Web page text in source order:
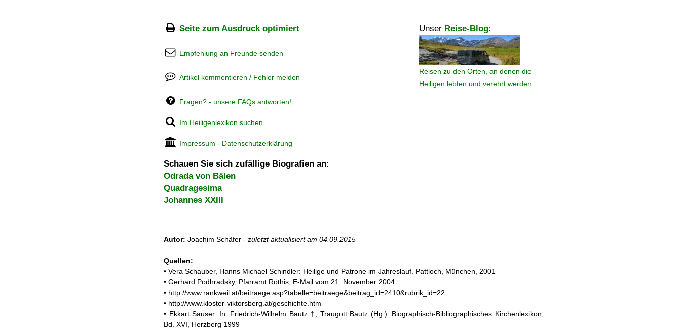
Seite zum Ausdruck optimiert Unser Reise-Blog:
Reisen zu den Orten, an denen die
Heiligen lebten und verehrt werden.
Empfehlung an Freunde senden
Artikel kommentieren / Fehler melden
Fragen? - unsere FAQs antworten!
Im Heiligenlexikon suchen
Impressum - Datenschutzerklärung
Schauen Sie sich zufällige Biografien an:
Odrada von Bälen
Quadragesima
Johannes XXIII
Autor: Joachim Schäfer - zuletzt aktualisiert am 04.09.2015
Quellen:
• Vera Schauber, Hanns Michael Schindler: Heilige und Patrone im Jahreslauf. Pattloch, München, 2001
• Gerhard Podhradsky, Pfarramt Röthis, E-Mail vom 21. November 2004
• http://www.rankweil.at/beitraege.asp?tabelle=beitraege&beitrag_id=2410&rubrik_id=22
• http://www.kloster-viktorsberg.at/geschichte.htm
• Ekkart Sauser. In: Friedrich-Wilhelm Bautz †, Traugott Bautz (Hg.): Biographisch-Bibliographisches Kirchenlexikon,
Bd. XVI, Herzberg 1999